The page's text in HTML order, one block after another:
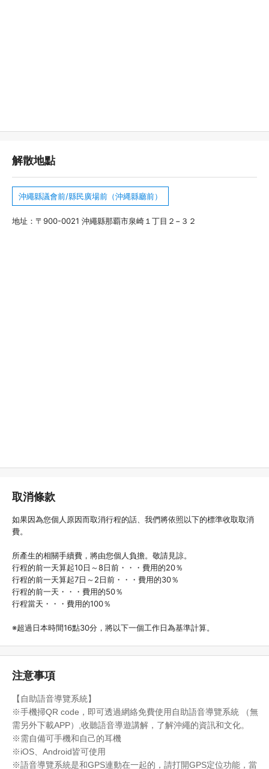
解散地點
沖繩縣議會前/縣民廣場前（沖縄縣廳前）
地址：〒900-0021 沖繩縣那覇市泉崎１丁目２−３２
取消條款
如果因為您個人原因而取消行程的話、我們將依照以下的標準收取取消
費。
所產生的相關手續費，將由您個人負擔。敬請見諒。
行程的前一天算起10日～8日前・・・費用的20％
行程的前一天算起7日～2日前・・・費用的30％
行程的前一天・・・費用的50％
行程當天・・・費用的100％
※超過日本時間16點30分，將以下一個工作日為基準計算。
注意事項
【自助語音導覽系統】
※手機掃QR code，即可透過網絡免費使用自助語音導覽系統 （無
需另外下載APP）,收聽語音導遊講解，了解沖繩的資訊和文化。
※需自備可手機和自己的耳機
※iOS、Android皆可使用
※語音導覽系統是和GPS連動在一起的，請打開GPS定位功能，當